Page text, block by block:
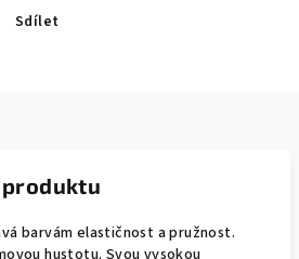
Sdílet
barvám elastičnost a pružnost.
hustotu. Svou vysokou